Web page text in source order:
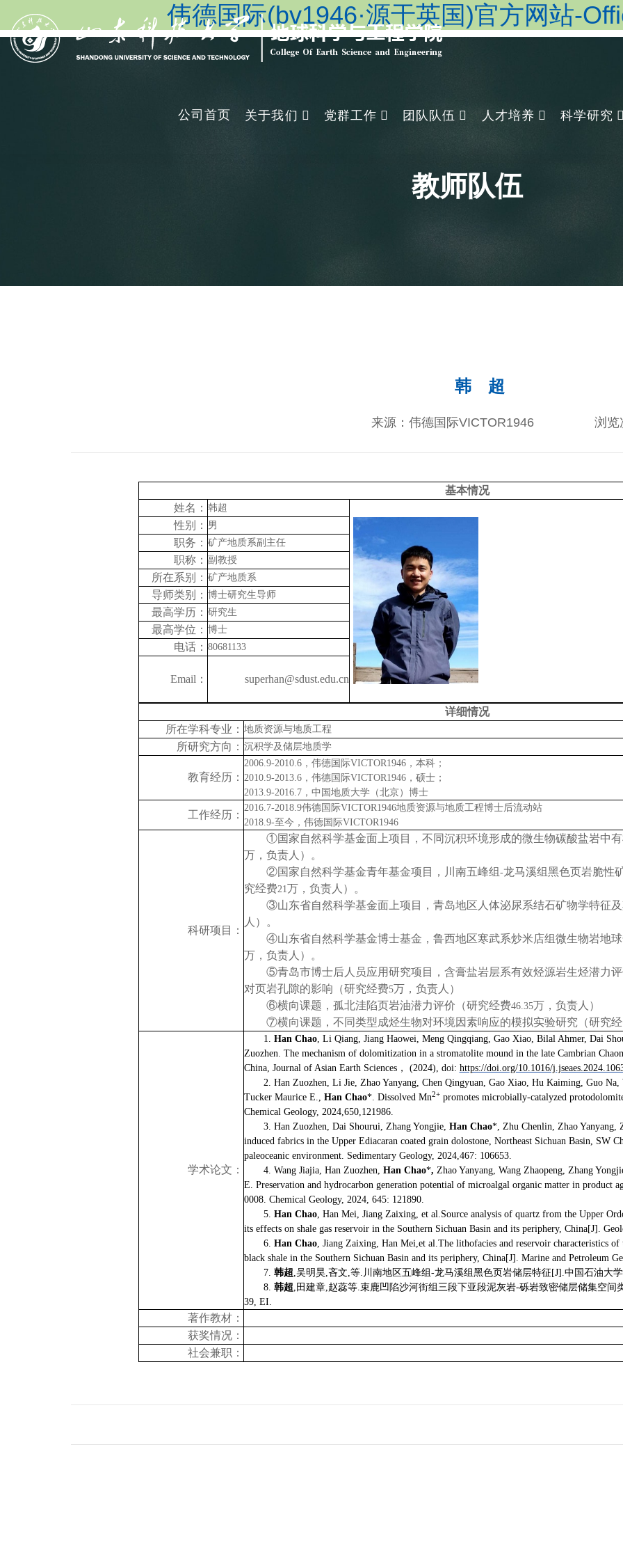
伟德国际(bv1946·源于英国)官方网站-
公司首页 关于我们 党群工作 团队队伍 人才培养 科学研究
教师队伍
韩 超
来源：伟德国际VICTOR1946 浏览
基本情况
姓名： 韩超
性别： 男
职务： 矿产地质系副主任
职称： 副教授
所在系别： 矿产地质系
导师类别： 博士研究生导师
最高学历： 研究生
最高学位： 博士
电话： 80681133
Email ： superhan@sdust.edu.cn
详细情况
所在学科专业： 地质资源与地质工程
所研究方向： 沉积学及储层地质学
教育经历：
2006.9-2010.6，伟德国际VICTOR1946，本科；
2010.9-2013.6，伟德国际VICTOR1946，硕士；
2013.9-2016.7，中国地质大学（北京）博士
工作经历：
2016.7-2018.9伟德国际VICTOR1946地质资源与地质工程博士后流动站
2018.9-至今，伟德国际VICTOR1946
科研项目：
①国家自然科学基金面上项目，不同沉积环境形成的微生物碳酸盐岩中
万，负责人）。
②国家自然科学基金青年基金项目，川南五峰组 -龙马溪组黑色页岩脆性
究经费21万，负责人）。
③山东省自然科学基金面上项目，青岛地区人体泌尿系结石矿物学特征
人）。
④山东省自然科学基金博士基金，鲁西地区寒武系炒米店组微生物岩地
万，负责人）。
⑤青岛市博士后人员应用研究项目，含膏盐岩层系有效烃源岩生烃潜力
对页岩孔隙的影响（研究经费5万，负责人）
⑥横向课题，孤北洼陷页岩油潜力评价（研究经费46.35万，负责人）
⑦横向课题，不同类型成烃生物对环境因素响应的模拟实验研究（研究
学术论文：
1. Han Chao, Li Qiang, Jiang Haowei, Meng Qingqiang, Gao Xiao, Bilal Ahmer, Dai
Zuozhen. The mechanism of dolomitization in a stromatolite mound in the late Cambrian
China, Journal of Asian Earth Sciences， (2024), doi: https://doi.org/10.1016/
2. Han Zuozhen, Li Jie, Zhao Yanyang, Chen Qingyuan, Gao Xiao, Hu Kaiming, Guo
Tucker Maurice E., Han Chao*. Dissolved Mn2+promotes microbially-catalyzed
Chemical Geology, 2024,650,121986.
3. Han Zuozhen, Dai Shourui, Zhang Yongjie, Han Chao*, Zhu Chenlin, Zhao Yanyang,
induced fabrics in the Upper Ediacaran coated grain dolostone, Northeast Sichuan Basin, SW
paleoceanic environment. Sedimentary Geology, 2024,467: 106653.
4. Wang Jiajia, Han Zuozhen, Han Chao*, Zhao Yanyang, Wang Zhaopeng, Zhang
E. Preservation and hydrocarbon generation potential of microalgal organic matter in product
0008. Chemical Geology, 2024, 645: 121890.
5. Han Chao, Han Mei, Jiang Zaixing, et al.Source analysis of quartz from the Upper
its effects on shale gas reservoir in the Southern Sichuan Basin and its periphery, China[J].
6. Han Chao, Jiang Zaixing, Han Mei,et al.The lithofacies and reservoir characteristics
black shale in the Southern Sichuan Basin and its periphery, China[J]. Marine and Petroleum
7. 韩超,吴明昊,吝文,等. 川南地区五峰组 -龙马溪组黑色页岩储层特征 [J].中国石油大
8. 韩超, 田建章,赵蕊等.束鹿凹陷沙河街组三段下亚段泥灰岩-砾岩致密储层储集空间
39, EI.
著作教材：
获奖情况：
社会兼职：